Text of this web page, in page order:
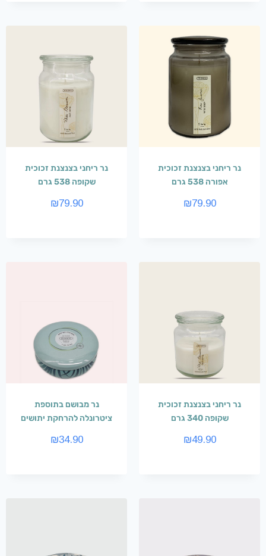
נר ריחני בצנצנת זכוכית
אפורה 538 גרם
₪79.90
נר ריחני בצנצנת זכוכית
שקופה 538 גרם
₪79.90
נר ריחני בצנצנת זכוכית
שקופה 340 גרם
₪49.90
נר מבושם בתוספת
ציטרונלה להרחקת יתושים
₪34.90